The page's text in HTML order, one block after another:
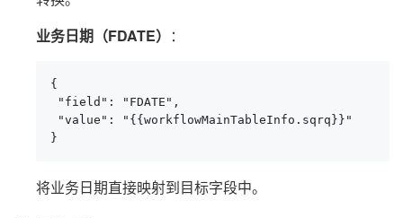
业务日期（FDATE） ：
{
"field": "FDATE",
"value": "{{workflowMainTableInfo.sqrq}}"
}
将业务日期直接映射到目标字段中。